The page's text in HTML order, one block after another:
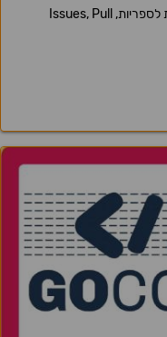
איך משתמשים ב GitHub? דוגמאות לספריות, Issues, Pull